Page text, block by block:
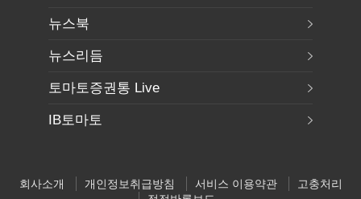
뉴스북
뉴스리듬
토마토증권통 Live
IB토마토
회사소개 개인정보취급방침 서비스 이용약관
고충처리